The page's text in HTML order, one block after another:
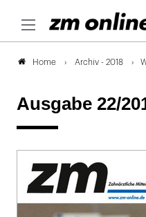
Home Archiv - 2018
Ausgabe 22/